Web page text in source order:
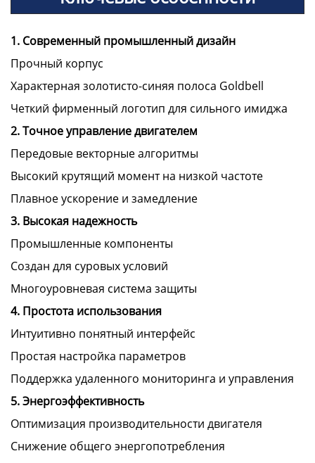
1. Современный промышленный дизайн
Прочный корпус
Характерная золотисто-синяя полоса Goldbell
Четкий фирменный логотип для сильного имиджа
2. Точное управление двигателем
Передовые векторные алгоритмы
Высокий крутящий момент на низкой частоте
Плавное ускорение и замедление
3. Высокая надежность
Промышленные компоненты
Создан для суровых условий
Многоуровневая система защиты
4. Простота использования
Интуитивно понятный интерфейс
Простая настройка параметров
Поддержка удаленного мониторинга и управления
5. Энергоэффективность
Оптимизация производительности двигателя
Снижение общего энергопотребления